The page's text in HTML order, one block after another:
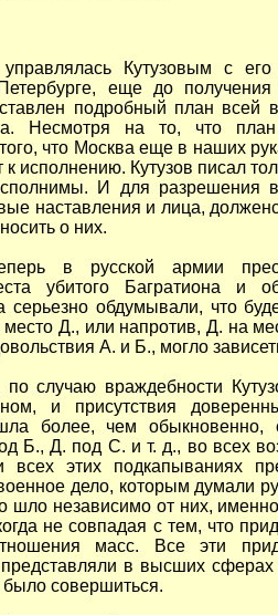
Кутузовым с
еще до
подробный план всей
Несмотря на то, что
что Москва еще в наших
исполнению. Кутузов писал
И для разрешения
наставления и лица,
о них.
в русской армии
убитого Багратиона и
серьезно обдумывали, что
Д., или напротив, Д. на
А. и Б., могло
случаю враждебности
и присутствия
более, чем обыкновенно,
Б., Д. под С. и т. д., во всех
всех этих подкапываниях
дело, которым думали
шло независимо от них,
не совпадая с тем, что
масс. Все эти
в высших
было совершиться.